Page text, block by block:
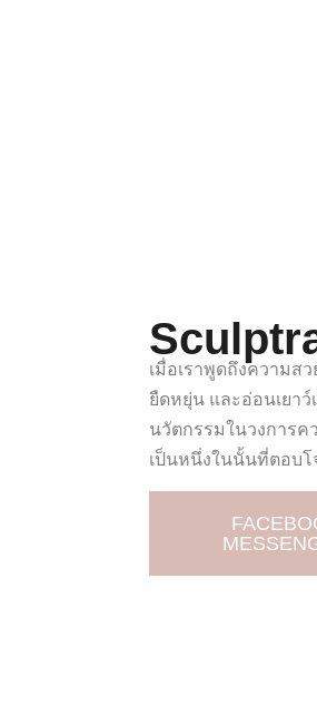
เมื่อเราพูดถึงความส
ยืดหยุ่น และอ่อนเยา
นวัตกรรมในวงการค
เป็นหนึ่งในนั้นที่ตอบโ